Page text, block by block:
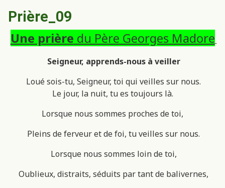
Prière_09
Une prière du Père Georges Madore
Seigneur, apprends-nous à veiller
Loué sois-tu, Seigneur, toi qui veilles sur nous.
Le jour, la nuit, tu es toujours là.
Lorsque nous sommes proches de toi,
Pleins de ferveur et de foi, tu veilles sur nous.
Lorsque nous sommes loin de toi,
Oublieux, distraits, séduits par tant de balivernes,